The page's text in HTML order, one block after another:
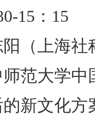
15：15
（上海
范大学
新文化方